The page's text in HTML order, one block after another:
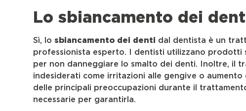
Lo sbiancamento dei
Sì, losbiancamento dei denti dal dentista è un
professionista esperto. I dentisti utilizzano
per non danneggiare lo smalto dei denti. Inoltre, il
indesiderati come irritazioni alle gengive o aumento
delle principali preoccupazioni durante il
necessarie per garantirla.